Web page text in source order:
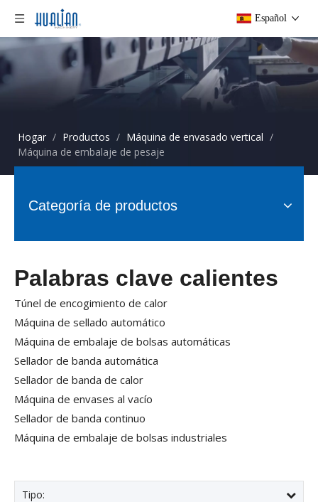
Español
Hogar / Productos / Máquina de envasado vertical /
Máquina de embalaje de pesaje
Categoría de productos
Palabras clave calientes
Túnel de encogimiento de calor
Máquina de sellado automático
Máquina de embalaje de bolsas automáticas
Sellador de banda automática
Sellador de banda de calor
Máquina de envases al vacío
Sellador de banda continuo
Máquina de embalaje de bolsas industriales
Tipo: